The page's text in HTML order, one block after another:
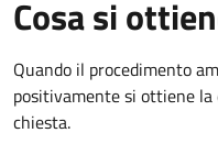
Cosa si
Quando il procedimento
positivamente si ottiene
chiesta.